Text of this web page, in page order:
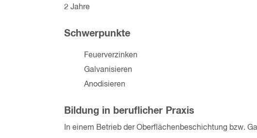
2 Jahre
Schwerpunkte
Feuerverzinken
Galvanisieren
Anodisieren
Bildung in beruflicher Praxis
In einem Betrieb der Oberflächenbeschichtung bzw.